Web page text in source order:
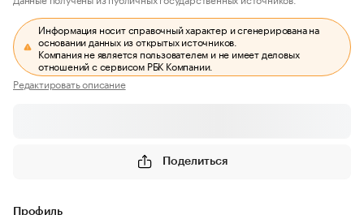
Информация носит справочный характер и сгенерирована на
основании данных из открытых источников.
Компания не является пользователем и не имеет деловых
отношений с сервисом РБК Компании.
Редактировать описание
Поделиться
Профиль